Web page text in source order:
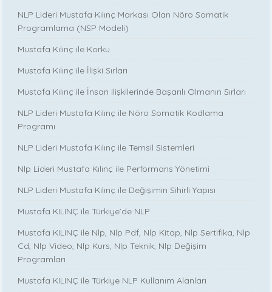
NLP Lideri Mustafa Kılınç Markası Olan Nöro Somatik
Programlama (NSP Modeli)
Mustafa Kılınç ile Korku
Mustafa Kılınç ile İlişki Sırları
Mustafa Kılınç ile İnsan ilişkilerinde Başarılı Olmanın Sırları
NLP Lideri Mustafa Kılınç ile Nöro Somatik Kodlama
Programı
NLP Lideri Mustafa Kılınç ile Temsil Sistemleri
Nlp Lideri Mustafa Kılınç ile Performans Yönetimi
NLP Lideri Mustafa Kılınç ile Değişimin Sihirli Yapısı
Mustafa KILINÇ ile Türkiye’de NLP
Mustafa KILINÇ ile Nlp, Nlp Pdf, Nlp Kitap, Nlp Sertifika, Nlp
Cd, Nlp Video, Nlp Kurs, Nlp Teknik, Nlp Değişim
Programları
Mustafa KILINÇ ile Türkiye NLP Kullanım Alanları